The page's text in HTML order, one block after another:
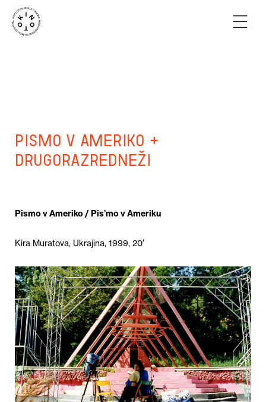
Pismo v Ameriko +
Drugorazredneži
Pismo v Ameriko / Pis’mo v Ameriku
Kira Muratova, Ukrajina, 1999, 20′